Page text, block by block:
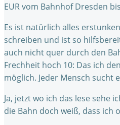
EUR vom Bahnhof Dresden
Es ist natürlich alles
schreiben und ist so
auch nicht quer durch den
Frechheit hoch 10: Das ich
möglich. Jeder Mensch sucht
Ja, jetzt wo ich das lese sehe
die Bahn doch weiß, dass ich